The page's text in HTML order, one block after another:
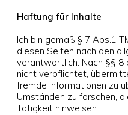
Haftung für Inhalte
Ich bin gemäß § 7 Abs.1
diesen Seiten nach den
verantwortlich. Nach §§ 8
nicht verpflichtet,
fremde Informationen zu
Umständen zu forschen,
Tätigkeit hinweisen.